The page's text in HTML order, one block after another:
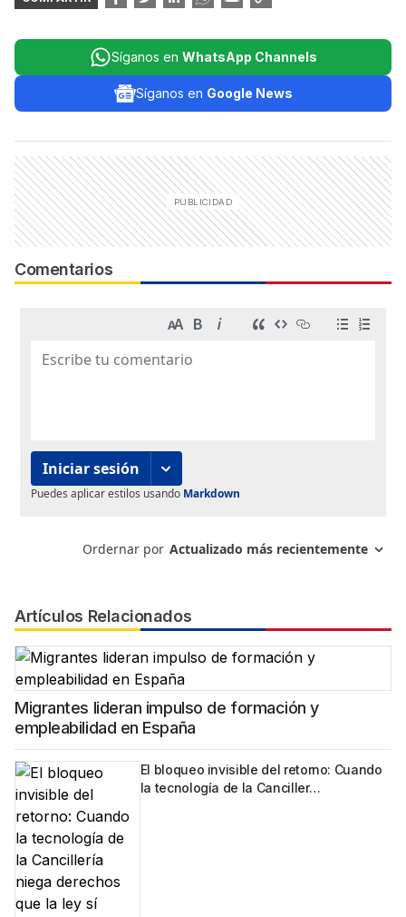
Síganos en WhatsApp Channels
Síganos en Google News
Comentarios
Artículos Relacionados
Migrantes lideran impulso de formación y
empleabilidad en España
El bloqueo invisible del retorno: Cuando
la tecnología de la Canciller…